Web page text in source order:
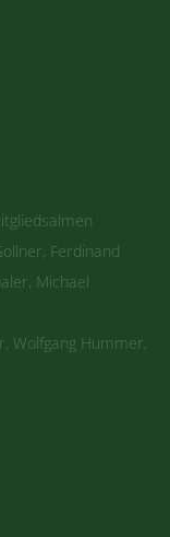
Ferdinand
Michael
Wolfgang Hummer,